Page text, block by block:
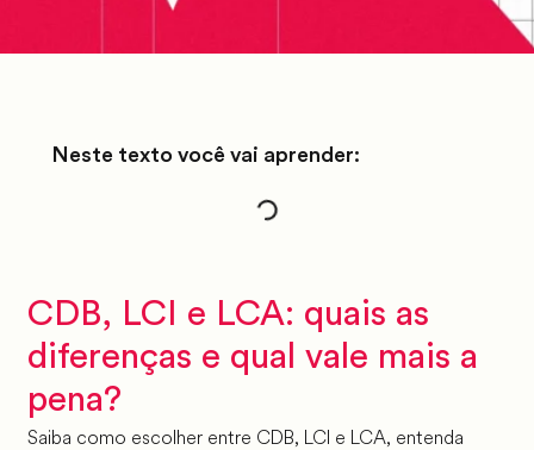
CDB, LCI e LCA: quais as
diferenças e qual vale mais a
pena?
Saiba como escolher entre CDB, LCI e LCA, entenda
Neste texto você vai aprender: